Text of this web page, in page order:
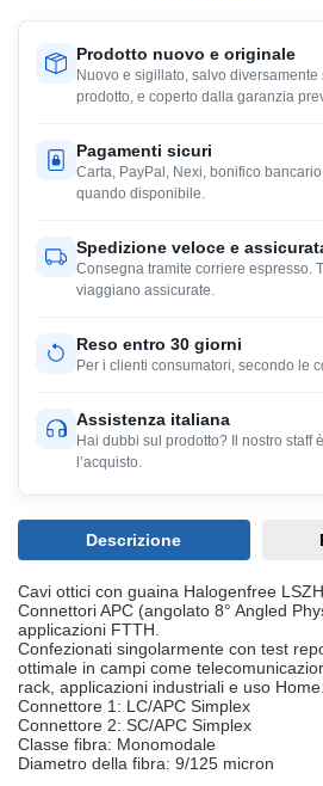
Prodotto nuovo e originale
Nuovo e sigillato, salvo
prodotto, e coperto dalla garanzia
Pagamenti sicuri
Carta, PayPal, Nexi, bonifico
quando disponibile.
Spedizione veloce e
Consegna tramite corriere espresso.
viaggiano assicurate.
Reso entro 30 giorni
Per i clienti consumatori, secondo le
Assistenza italiana
Hai dubbi sul prodotto? Il nostro staff
l’acquisto.
Descrizione
Cavi ottici con guaina Halogenfree
Connettori APC (angolato 8° Angled
applicazioni FTTH.
Confezionati singolarmente con test
ottimale in campi come
rack, applicazioni industriali e uso Home.
Connettore 1: LC/APC Simplex
Connettore 2: SC/APC Simplex
Classe fibra: Monomodale
Diametro della fibra: 9/125 micron